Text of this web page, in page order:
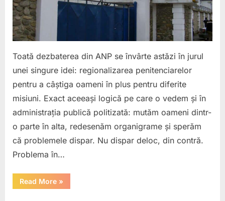
cu
logica
Toată dezbaterea din ANP se învârte astăzi în jurul
unei singure idei: regionalizarea penitenciarelor
pentru a câștiga oameni în plus pentru diferite
misiuni. Exact aceeași logică pe care o vedem și în
administrația publică politizată: mutăm oameni dintr-
o parte în alta, redesenăm organigrame și sperăm
că problemele dispar. Nu dispar deloc, din contră.
Problema în…
Read More“ANP
visează
»